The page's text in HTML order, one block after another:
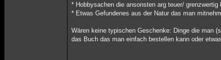
* Hobbysachen die ansonsten arg teuer/
* Etwas Gefundenes aus der Natur das man
Wären keine typischen Geschenke: Dinge die man
das Buch das man einfach bestellen kann oder